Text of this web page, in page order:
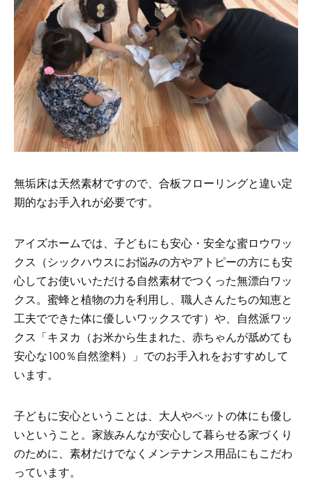
無垢床は天然素材ですので、合板フローリングと違い定
期的なお手入れが必要です。
アイズホームでは、子どもにも安心・安全な蜜ロウワッ
クス（シックハウスにお悩みの方やアトピーの方にも安
心してお使いいただける自然素材でつくった無漂白ワッ
クス。蜜蜂と植物の力を利用し、職人さんたちの知恵と
工夫でできた体に優しいワックスです）や、自然派ワッ
クス「キヌカ（お米から生まれた、赤ちゃんが舐めても
安心な100％自然塗料）」でのお手入れをおすすめして
います。
子どもに安心ということは、大人やペットの体にも優し
いということ。家族みんなが安心して暮らせる家づくり
のために、素材だけでなくメンテナンス用品にもこだわ
っています。